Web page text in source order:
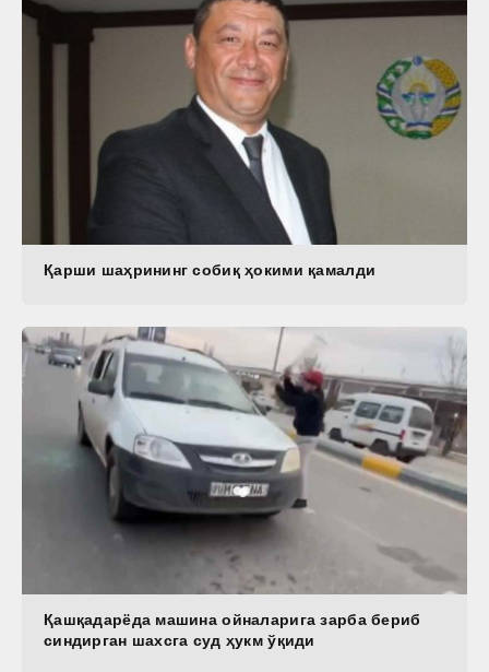
Қарши шаҳрининг собиқ ҳокими қамалди
Қашқадарёда машина ойналарига зарба бериб
синдирган шахсга суд ҳукм ўқиди